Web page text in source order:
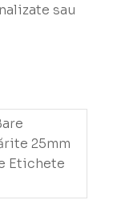
sau
25mm
Etichete